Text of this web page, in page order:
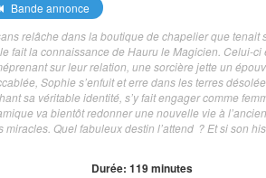
Bande annonce
relâche dans la boutique de chapelier que tenait
fait la connaissance de Hauru le Magicien. Celui‐ci
sur leur relation, une sorcière jette un
Sophie s’enfuit et erre dans les terres
sa véritable identité, s’y fait engager comme
va bientôt redonner une nouvelle vie à
Quel fabuleux destin l’attend ? Et si son
Durée: 119 minutes